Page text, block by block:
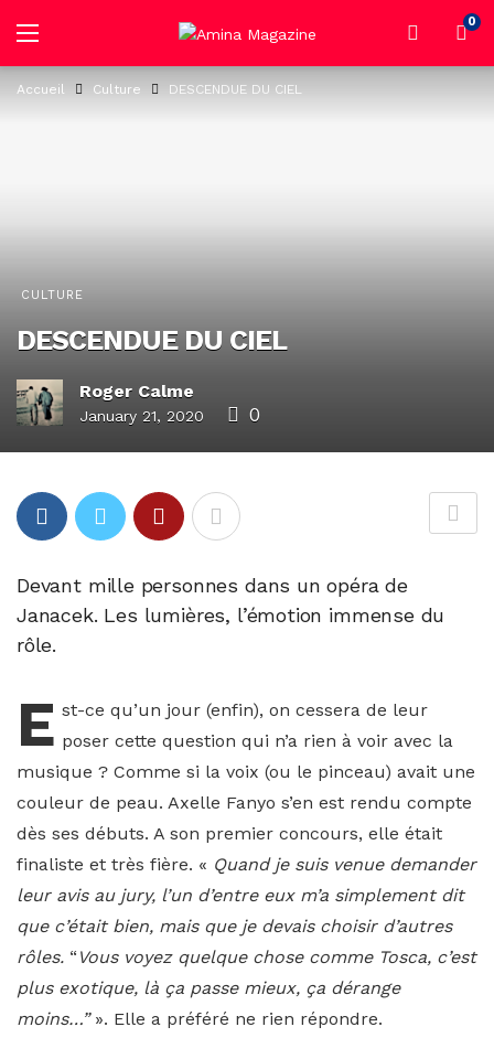
0
Accueil Culture DESCENDUE DU CIEL
CULTURE
DESCENDUE DU CIEL
Roger Calme
January 21, 2020 0
Devant mille personnes dans un opéra de
Janacek. Les lumières, l’émotion immense du
rôle.
E st-ce qu’un jour (enfin), on cessera de leur
poser cette question qui n’a rien à voir avec la
musique ? Comme si la voix (ou le pinceau) avait une
couleur de peau. Axelle Fanyo s’en est rendu compte
dès ses débuts. A son premier concours, elle était
finaliste et très fière. « Quand je suis venue demander
leur avis au jury, l’un d’entre eux m’a simplement dit
que c’était bien, mais que je devais choisir d’autres
rôles. “ Vous voyez quelque chose comme Tosca, c’est
plus exotique, là ça passe mieux, ça dérange
moins…” ». Elle a préféré ne rien répondre.